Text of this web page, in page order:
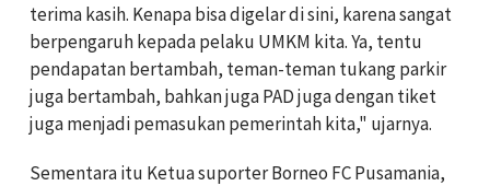
terima kasih. Kenapa bisa digelar di sini, karena sangat
berpengaruh kepada pelaku UMKM kita. Ya, tentu
pendapatan bertambah, teman-teman tukang parkir
juga bertambah, bahkan juga PAD juga dengan tiket
juga menjadi pemasukan pemerintah kita," ujarnya.
Sementara itu Ketua suporter Borneo FC Pusamania,